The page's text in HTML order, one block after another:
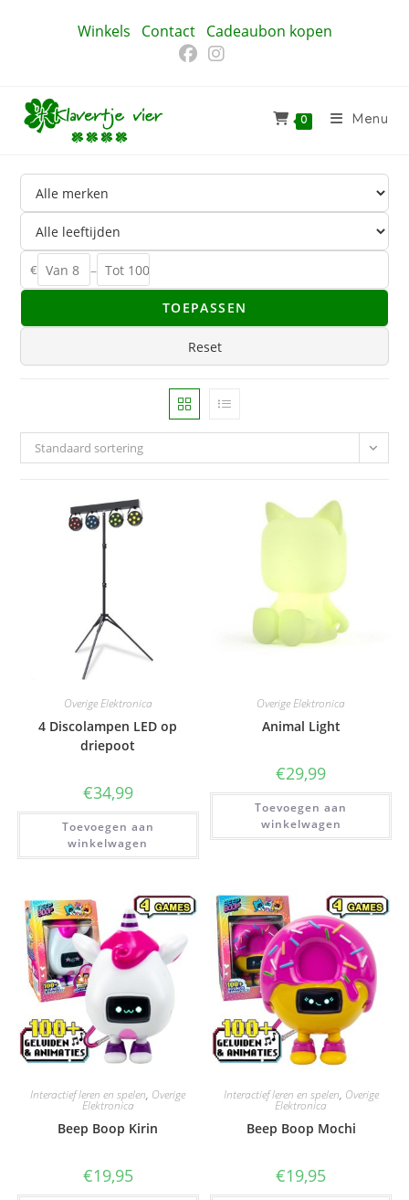
Winkels Contact Cadeaubon kopen
0 Menu
€ –
TOEPASSEN
Reset
Standaard sortering
Overige Elektronica
4 Discolampen LED op
driepoot
€34,99
Toevoegen aan
winkelwagen
Overige Elektronica
Animal Light
€29,99
Toevoegen aan
winkelwagen
Interactief leren en spelen, Overige
Elektronica
Beep Boop Kirin
€19,95
Interactief leren en spelen, Overige
Elektronica
Beep Boop Mochi
€19,95